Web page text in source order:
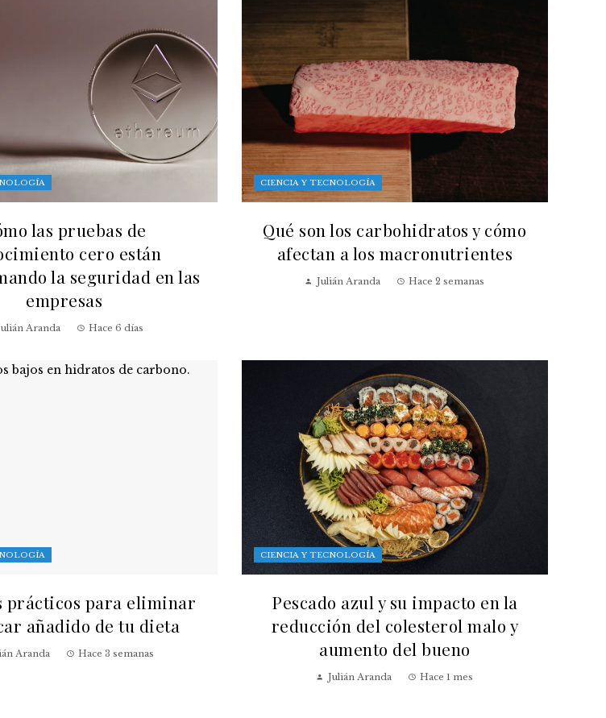
las pruebas de
cero están
la seguridad en las
empresas
Aranda Hace 6 días
CIENCIA Y TECNOLOGÍA
Qué son los carbohidratos y cómo
afectan a los macronutrientes
Julián Aranda Hace 2 semanas
prácticos para eliminar
añadido de tu dieta
Aranda Hace 3 semanas
CIENCIA Y TECNOLOGÍA
Pescado azul y su impacto en la
reducción del colesterol malo y
aumento del bueno
Julián Aranda Hace 1 mes